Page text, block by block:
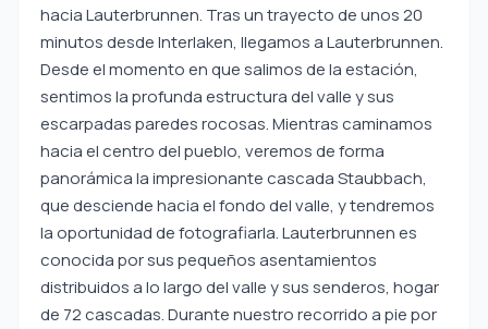
hacia Lauterbrunnen. Tras un trayecto de unos 20
minutos desde Interlaken, llegamos a Lauterbrunnen.
Desde el momento en que salimos de la estación,
sentimos la profunda estructura del valle y sus
escarpadas paredes rocosas. Mientras caminamos
hacia el centro del pueblo, veremos de forma
panorámica la impresionante cascada Staubbach,
que desciende hacia el fondo del valle, y tendremos
la oportunidad de fotografiarla. Lauterbrunnen es
conocida por sus pequeños asentamientos
distribuidos a lo largo del valle y sus senderos, hogar
de 72 cascadas. Durante nuestro recorrido a pie por